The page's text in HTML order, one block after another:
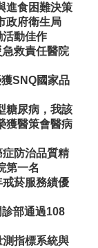
進食困難決策
政府衛生局
活動佳作
救責任醫院
獲SNQ國家品
糖尿病，我該
獲醫策會醫病
防治品質精
第一名
菸服務績優
部通過108
指標系統與